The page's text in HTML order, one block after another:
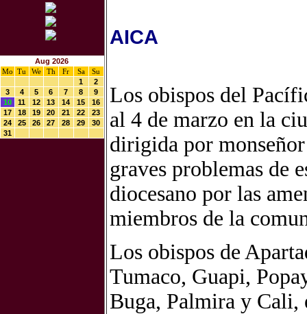
Aug 2026
Mo
Tu We Th Fr Sa
Su
1
2
3
4 5 6 7 8
9
10
11 12 13 14 15
16
17
18 19 20 21 22
23
24
25 26 27 28 29
30
31
AICA
Los obispos del
al 4 de marzo en la
dirigida por
graves problemas de
diocesano por las
miembros de la
Los obispos de
Tumaco, Guapi,
Buga, Palmira y Cali,